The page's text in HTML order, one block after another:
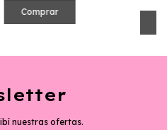
Comprar
nuestras ofertas.